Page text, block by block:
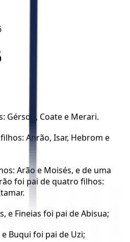
Gérson, Coate e Merari.
Anrão, Isar, Hebrom e
Arão e Moisés, e de uma
foi pai de quatro filhos:
e Fineias foi pai de Abisua;
Buqui foi pai de Uzi;